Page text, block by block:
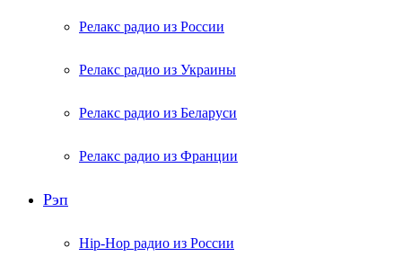
Релакс радио из России
Релакс радио из Украины
Релакс радио из Беларуси
Релакс радио из Франции
Рэп
Hip-Hop радио из России